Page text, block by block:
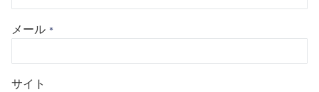
メール *
サイト